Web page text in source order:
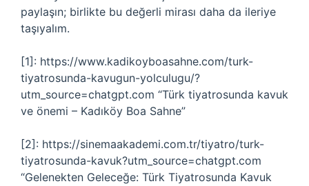
paylaşın; birlikte bu değerli mirası daha da ileriye
taşıyalım.
[1]: https://www.kadikoyboasahne.com/turk-
tiyatrosunda-kavugun-yolculugu/?
utm_source=chatgpt.com “Türk tiyatrosunda kavuk
ve önemi – Kadıköy Boa Sahne”
[2]: https://sinemaakademi.com.tr/tiyatro/turk-
tiyatrosunda-kavuk?utm_source=chatgpt.com
“Gelenekten Geleceğe: Türk Tiyatrosunda Kavuk